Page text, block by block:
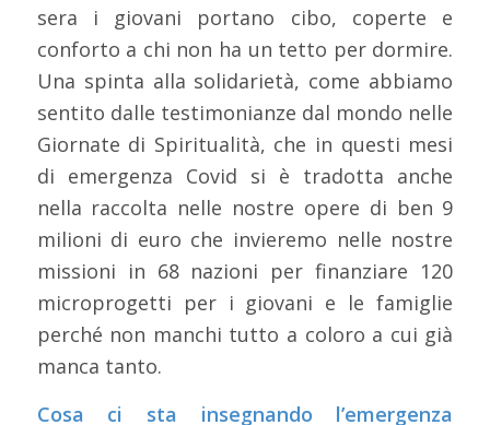
sera i giovani portano cibo, coperte e
conforto a chi non ha un tetto per dormire.
Una spinta alla solidarietà, come abbiamo
sentito dalle testimonianze dal mondo nelle
Giornate di Spiritualità, che in questi mesi
di emergenza Covid si è tradotta anche
nella raccolta nelle nostre opere di ben 9
milioni di euro che invieremo nelle nostre
missioni in 68 nazioni per finanziare 120
microprogetti per i giovani e le famiglie
perché non manchi tutto a coloro a cui già
manca tanto.
Cosa ci sta insegnando l’emergenza